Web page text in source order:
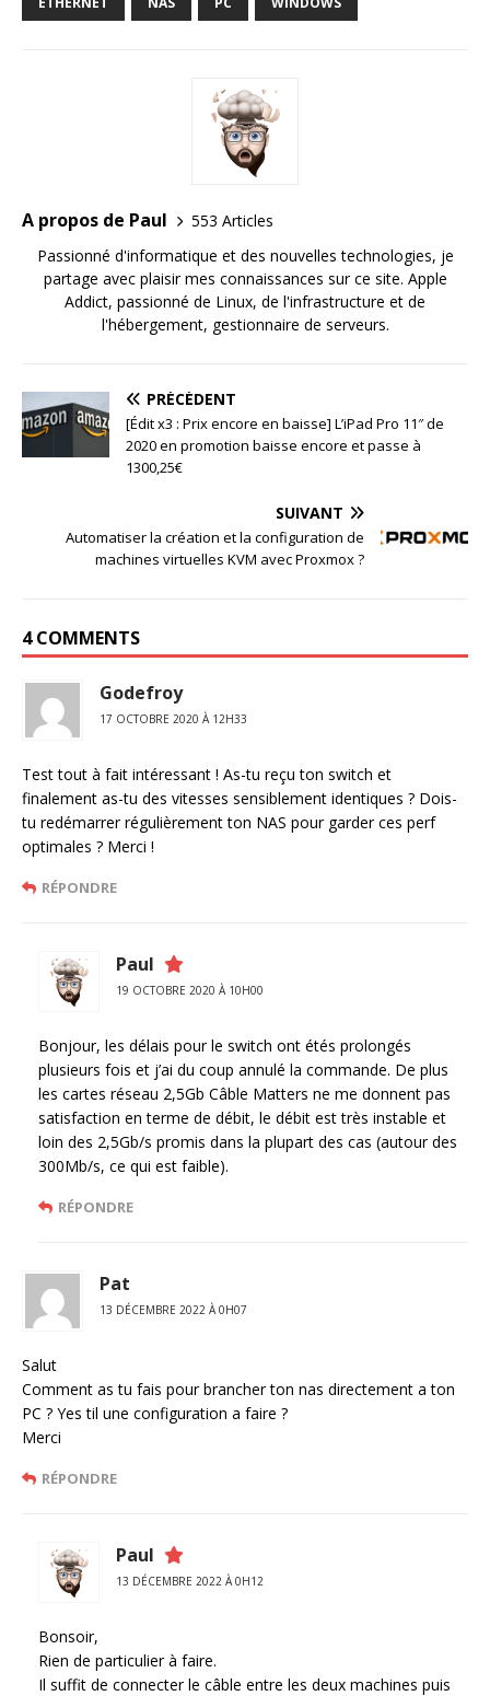
A propos de Paul
553 Articles
Passionné d'informatique et des nouvelles technologies, je
partage avec plaisir mes connaissances sur ce site. Apple
Addict, passionné de Linux, de l'infrastructure et de
l'hébergement, gestionnaire de serveurs.
PRÉCÉDENT
[Édit x3 : Prix encore en baisse] L’iPad Pro 11″ de
2020 en promotion baisse encore et passe à
1300,25€
SUIVANT
Automatiser la création et la configuration de
machines virtuelles KVM avec Proxmox ?
4 COMMENTS
Godefroy
17 OCTOBRE 2020 À 12H33
Test tout à fait intéressant ! As-tu reçu ton switch et
finalement as-tu des vitesses sensiblement identiques ? Dois-
tu redémarrer régulièrement ton NAS pour garder ces perf
optimales ? Merci !
RÉPONDRE
Paul
19 OCTOBRE 2020 À 10H00
Bonjour, les délais pour le switch ont étés prolongés
plusieurs fois et j’ai du coup annulé la commande. De plus
les cartes réseau 2,5Gb Câble Matters ne me donnent pas
satisfaction en terme de débit, le débit est très instable et
loin des 2,5Gb/s promis dans la plupart des cas (autour des
300Mb/s, ce qui est faible).
RÉPONDRE
Pat
13 DÉCEMBRE 2022 À 0H07
Salut
Comment as tu fais pour brancher ton nas directement a ton
PC ? Yes til une configuration a faire ?
Merci
RÉPONDRE
Paul
13 DÉCEMBRE 2022 À 0H12
Bonsoir,
Rien de particulier à faire.
Il suffit de connecter le câble entre les deux machines puis